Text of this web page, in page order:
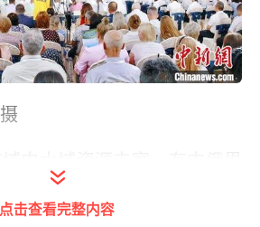
江乌苏里江，还有19座大中
域面积400余万亩，天然水域
点击查看完整内容